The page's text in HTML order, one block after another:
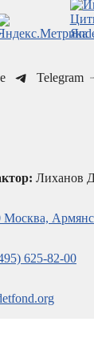
Telegram
Лиханов
Москва,
625-82-00